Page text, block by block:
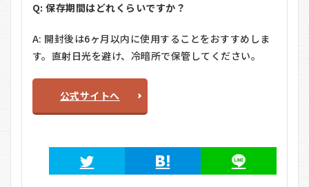
Q: 保存期間はどれくらいですか？
A: 開封後は6ヶ月以内に使用することをおすすめしま
す。直射日光を避け、冷暗所で保管してください。
公式サイトへ